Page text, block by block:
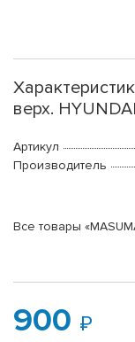
верх.
Артикул
Производитель
Все товары
900